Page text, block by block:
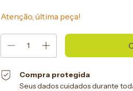
Atenção, última peça!
Compra protegida
Seus dados cuidados durante